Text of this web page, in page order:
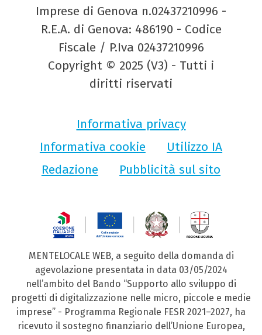
Imprese di Genova n.02437210996 -
R.E.A. di Genova: 486190 - Codice
Fiscale / P.Iva 02437210996
Copyright © 2025 (V3) - Tutti i
diritti riservati
Informativa privacy
Informativa cookie
Utilizzo IA
Redazione
Pubblicità sul sito
MENTELOCALE WEB, a seguito della domanda di
agevolazione presentata in data 03/05/2024
nell’ambito del Bando “Supporto allo sviluppo di
progetti di digitalizzazione nelle micro, piccole e medie
imprese” - Programma Regionale FESR 2021–2027, ha
ricevuto il sostegno finanziario dell’Unione Europea,